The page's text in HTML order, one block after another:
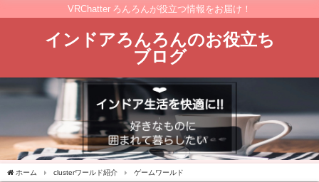
VRChatter ろんろんが役立つ情報をお届け！
インドアろんろんのお役立ち
ブログ
ホーム clusterワールド紹介 ゲームワールド